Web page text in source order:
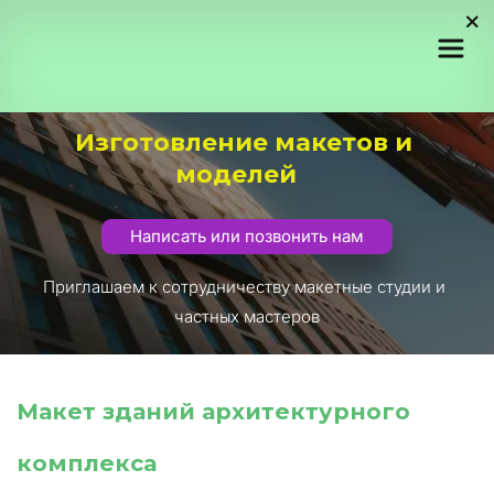
Изготовление макетов и
моделей
Написать или позвонить нам
Приглашаем к сотрудничеству макетные студии и
частных мастеров
Макет зданий архитектурного
комплекса